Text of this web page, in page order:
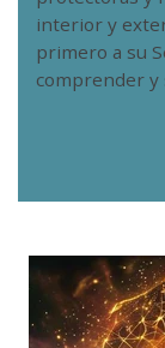
interior y
primero a su
comprender y